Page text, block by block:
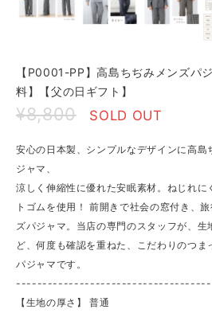
【P0001-PP】高島ちぢみメンズパ
料】【父の日ギフト】
¥8,800 SOLD OUT
安心の日本製、シンプルなデザインに高島
ジャマ、
涼しく伸縮性に優れた安眠素材。ねじれに
トゴムを使用！ 前開きで社会の窓付き、
ズパジャマ。当店の専門のスタッフが、生
ど、何度も確認を重ねた、こだわりのつ
パジャマです。
【生地の厚さ】 ​普通